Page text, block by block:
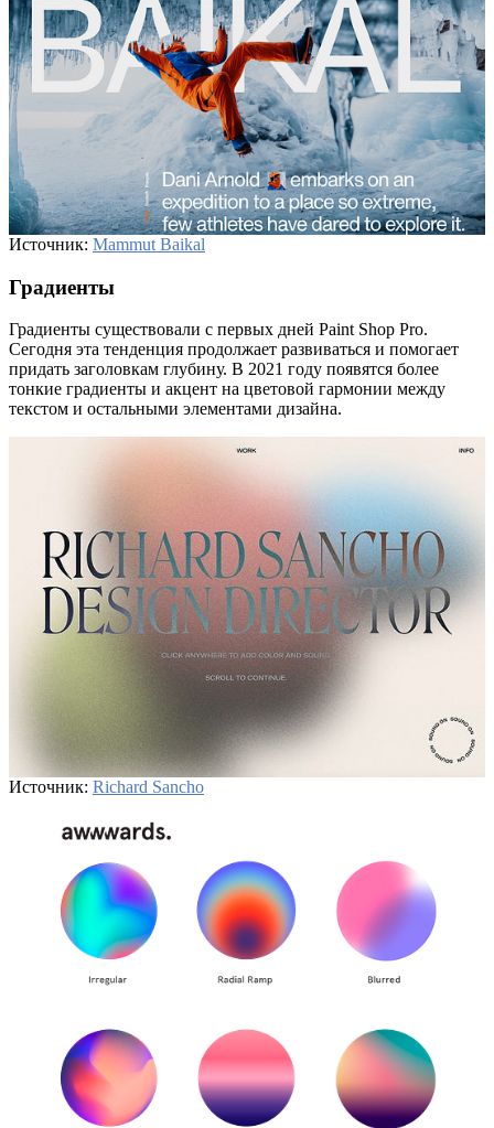
Источник: Mammut Baikal
Градиенты
Градиенты существовали с первых дней Paint Shop Pro.
Сегодня эта тенденция продолжает развиваться и помогает
придать заголовкам глубину. В 2021 году появятся более
тонкие градиенты и акцент на цветовой гармонии между
текстом и остальными элементами дизайна.
Источник: Richard Sancho